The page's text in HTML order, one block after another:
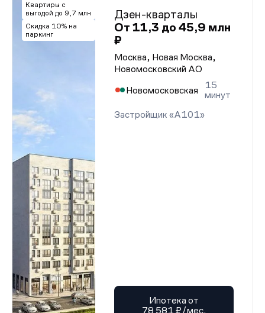
Квартиры с
выгодой до 9,7 млн
Скидка 10% на
паркинг
Дзен-кварталы
От 11,3 до 45,9 млн
₽
Москва, Новая Москва,
Новомосковский АО
Новомосковская
15
минут
Застройщик «А101»
Ипотека от
78 581 ₽/мес.